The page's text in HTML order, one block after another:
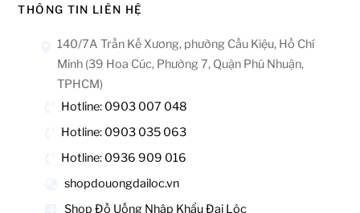
THÔNG TIN LIÊN HỆ
140/7A Trần Kế Xương, phường Cầu Kiệu, Hồ Chí
Minh (39 Hoa Cúc, Phường 7, Quận Phú Nhuận,
TPHCM)
Hotline: 0903 007 048
Hotline: 0903 035 063
Hotline: 0936 909 016
shopdouongdailoc.vn
Shop Đồ Uống Nhập Khẩu Đại Lộc